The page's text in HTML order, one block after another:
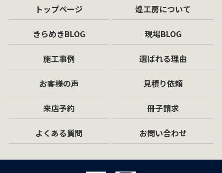
トップページ 煌工房について
きらめきBLOG 現場BLOG
施工事例 選ばれる理由
お客様の声 見積り依頼
来店予約 冊子請求
よくある質問 お問い合わせ